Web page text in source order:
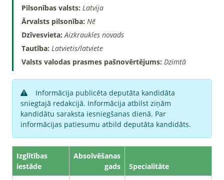
Pilsonības valsts: Latvija
Ārvalsts pilsonība: Nē
Dzīvesvieta:Aizkraukles novads
Tautība: Latvietis/latviete
Valsts valodas prasmes pašnovērtējums: Dzimtā
Informācija publicēta deputāta kandidāta
sniegtajā redakcijā. Informācija atbilst ziņām
kandidātu saraksta iesniegšanas dienā. Par
informācijas patiesumu atbild deputāta kandidāts.
Izglītības
iestāde
Absolvēšanas
gads
Specialitāte